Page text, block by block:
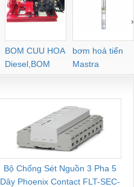
BOM CUU HOA
Diesel,BOM
CHUA CHAY
bơm hoả tiển
Mastra
›
Bộ Chống Sét Nguồn 3 Pha 5
Dây Phoenix Contact FLT-SEC-